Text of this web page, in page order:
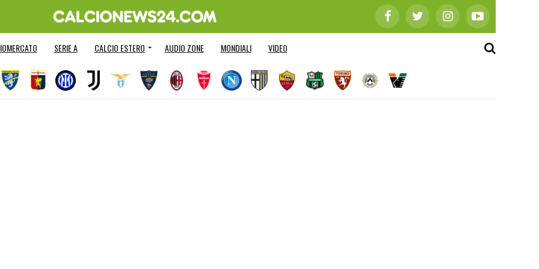
SERIE A CALCIO ESTERO AUDIO ZONE MONDIALI VIDEO